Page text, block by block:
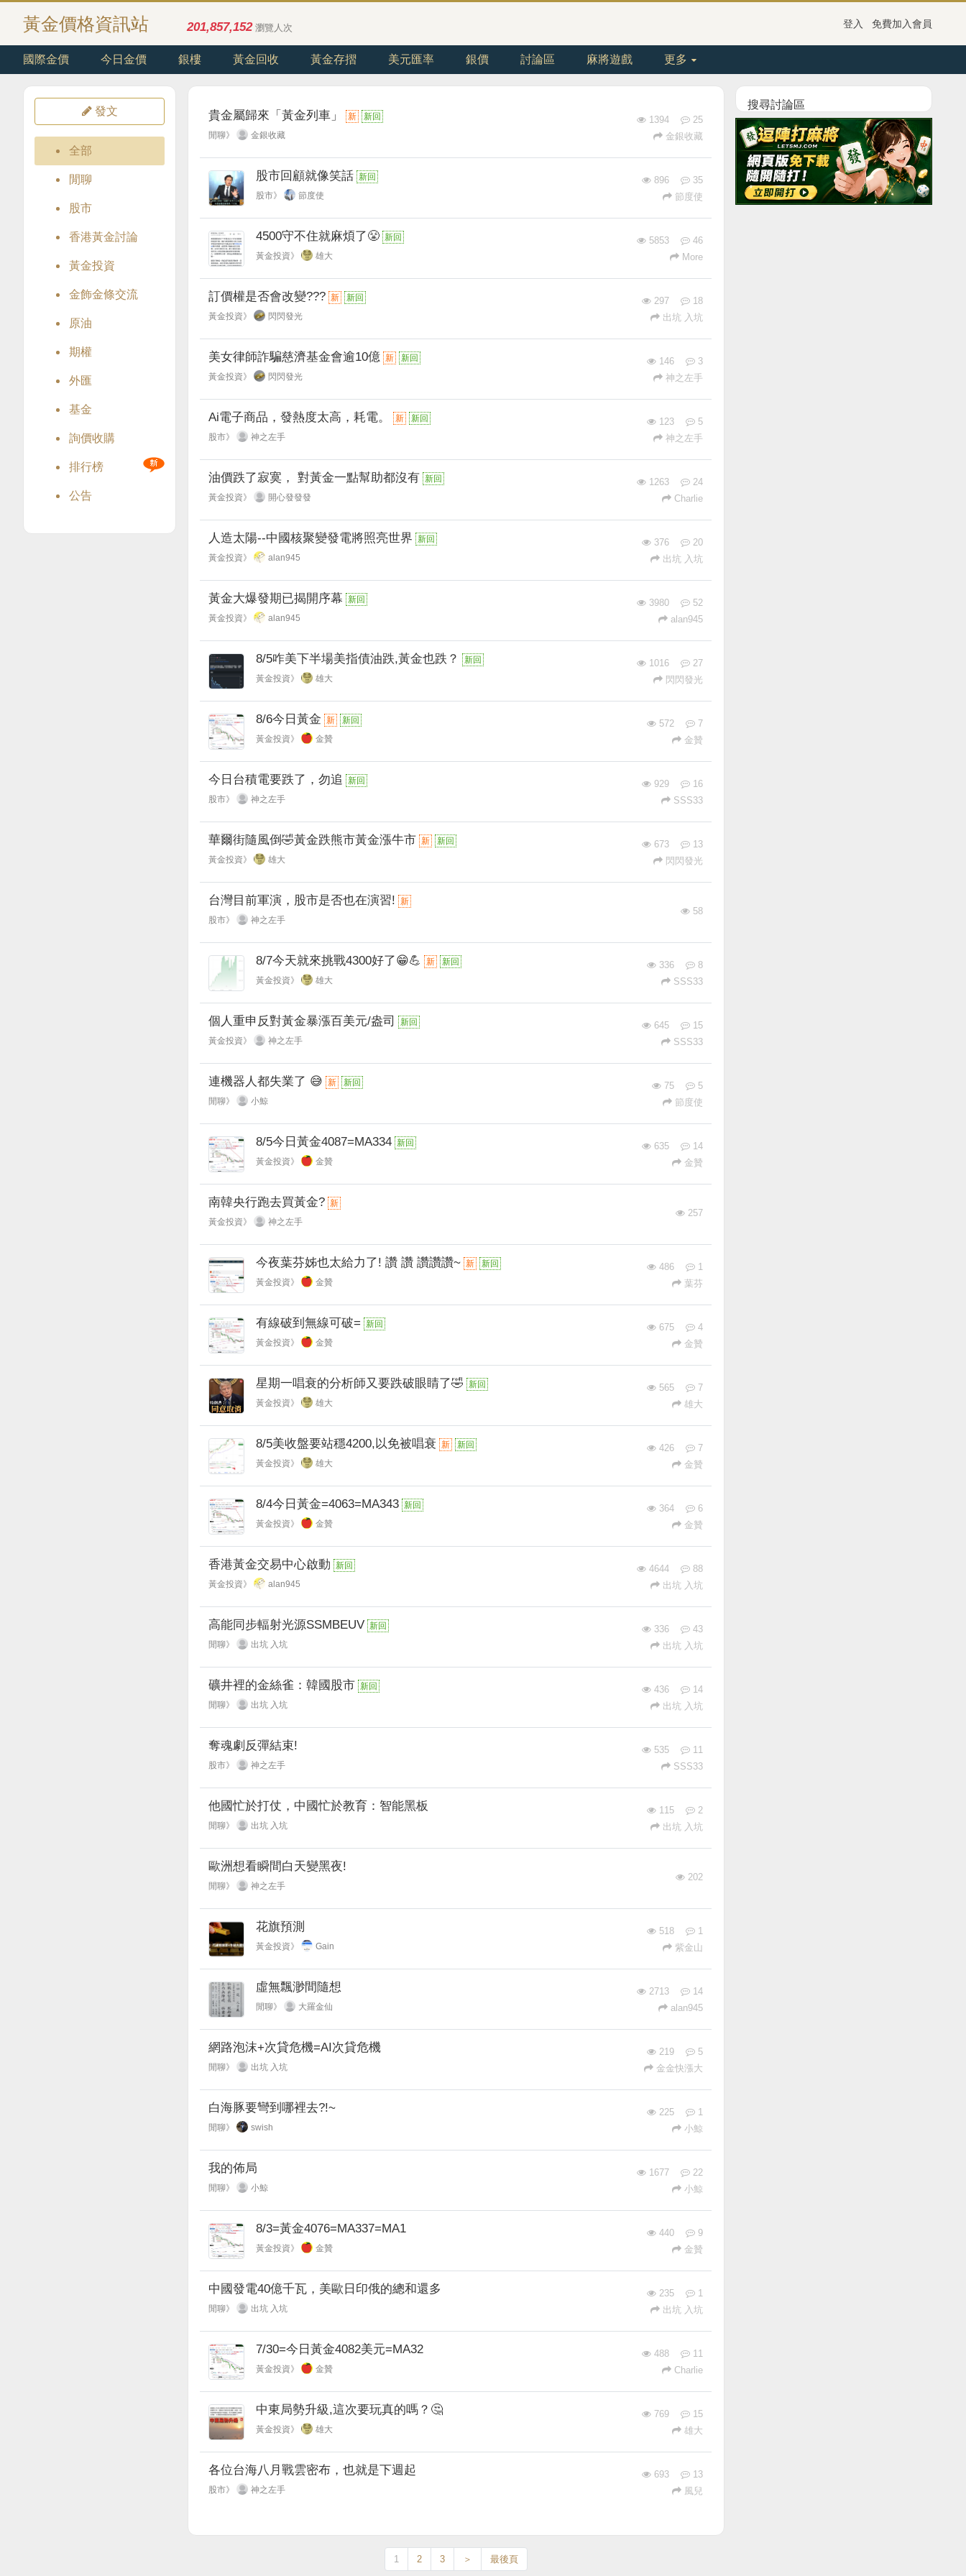
黃金價格資訊站 201,857,152 瀏覽人次 登入 免費加入會員
國際金價 今日金價 銀樓 黃金回收 黃金存摺 美元匯率 銀價 討論區 麻將遊戲 更多
發文
全部
閒聊
股市
香港黃金討論
黃金投資
金飾金條交流
原油
期權
外匯
基金
詢價收購
排行榜
公告
貴金屬歸來「黃金列車」 新
新回
閒聊》
金銀收藏
1394
25
金銀收藏
股市回顧就像笑話 新回
股市》
節度使
896
35
節度使
4500守不住就麻煩了😤 新回
黃金投資》
雄大
5853
46
More
訂價權是否會改變??? 新
新回
黃金投資》
閃閃發光
297
18
出坑 入坑
美女律師詐騙慈濟基金會逾10億 新
新回
黃金投資》
閃閃發光
146
3
神之左手
Ai電子商品，發熱度太高，耗電。 新
新回
股市》
神之左手
123
5
神之左手
油價跌了寂寞， 對黃金一點幫助都沒有 新回
黃金投資》
開心發發發
1263
24
Charlie
人造太陽--中國核聚變發電將照亮世界 新回
黃金投資》
alan945
376
20
出坑 入坑
黃金大爆發期已揭開序幕 新回
黃金投資》
alan945
3980
52
alan945
8/5咋美下半場美指債油跌,黃金也跌？
新回
黃金投資》
雄大
1016
27
閃閃發光
8/6今日黃金 新
新回
黃金投資》
金贊
572
7
金贊
今日台積電要跌了，勿追
新回
股市》
神之左手
929
16
SSS33
華爾街隨風倒🤣黃金跌熊市黃金漲牛市 新
新回
黃金投資》
雄大
673
13
閃閃發光
台灣目前軍演，股市是否也在演習! 新
股市》
神之左手
58
8/7今天就來挑戰4300好了😁💪 新
新回
黃金投資》
雄大
336
8
SSS33
個人重申反對黃金暴漲百美元/盎司
新回
黃金投資》
神之左手
645
15
SSS33
連機器人都失業了 😅 新
新回
閒聊》
小鯨
75
5
節度使
8/5今日黃金4087=MA334 新回
黃金投資》
金贊
635
14
金贊
南韓央行跑去買黃金? 新
黃金投資》
神之左手
257
今夜葉芬姊也太給力了! 讚 讚 讚讚讚~ 新
新回
黃金投資》
金贊
486
1
葉芬
有線破到無線可破= 新回
黃金投資》
金贊
675
4
金贊
星期一唱衰的分析師又要跌破眼睛了🤣 新回
黃金投資》
雄大
565
7
雄大
8/5美收盤要站穩4200,以免被唱衰 新
新回
黃金投資》
雄大
426
7
金贊
8/4今日黃金=4063=MA343 新回
黃金投資》
金贊
364
6
金贊
香港黃金交易中心啟動 新回
黃金投資》
alan945
4644
88
出坑 入坑
高能同步輻射光源SSMBEUV 新回
閒聊》
出坑 入坑
336
43
出坑 入坑
礦井裡的金絲雀：韓國股市 新回
閒聊》
出坑 入坑
436
14
出坑 入坑
奪魂劇反彈結束!
股市》 神之左手
535
11
SSS33
他國忙於打仗，中國忙於教育：智能黑板
閒聊》 出坑 入坑
115
2
出坑 入坑
歐洲想看瞬間白天變黑夜!
閒聊》 神之左手
202
花旗預測
黃金投資》 Gain
518
1
紫金山
虛無飄渺間隨想
閒聊》 大羅金仙
2713
14
alan945
網路泡沫+次貸危機=AI次貸危機
閒聊》 出坑 入坑
219
5
金金快漲大
白海豚要彎到哪裡去?!~
閒聊》 swish
225
1
小鯨
我的佈局
閒聊》 小鯨
1677
22
小鯨
8/3=黃金4076=MA337=MA1
黃金投資》 金贊
440
9
金贊
中國發電40億千瓦，美歐日印俄的總和還多
閒聊》 出坑 入坑
235
1
出坑 入坑
7/30=今日黃金4082美元=MA32
黃金投資》 金贊
488
11
Charlie
中東局勢升級,這次要玩真的嗎？🤔
黃金投資》 雄大
769
15
雄大
各位台海八月戰雲密布，也就是下週起
股市》 神之左手
693
13
風兒
1 2 3 ＞ 最後頁
搜尋討論區